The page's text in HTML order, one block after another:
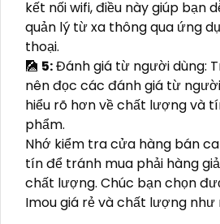
kết nối wifi, điều này giúp bạn
quản lý từ xa thông qua ứng
thoại.
🎑 5:Đánh giá từ người dùng:
nên đọc các đánh giá từ
hiểu rõ hơn về chất lượng và
phẩm.
Nhớ kiểm tra cửa hàng bán
tín để tránh mua phải hàng
chất lượng. Chúc bạn chọn
Imou giá rẻ và chất lượng như